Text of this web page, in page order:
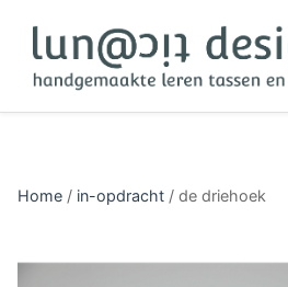
Home / in-opdracht / de driehoek